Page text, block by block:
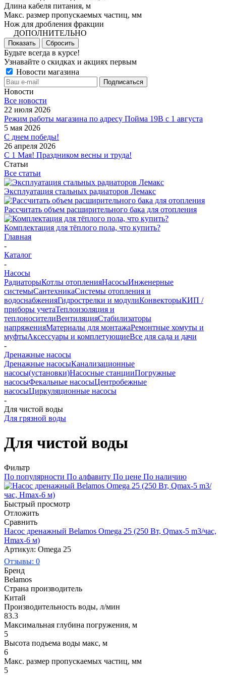
Длина кабеля питания, м
Макс. размер пропускаемых частиц, мм
Нож для дробления фракции
ДОПОЛНИТЕЛЬНО
Показать Сбросить
Будьте всегда в курсе!
Узнавайте о скидках и акциях первым
Новости магазина
Новости
Все новости
22 июля 2026
Режим работы магазина по адресу Пойма 19В с 1 августа
5 мая 2026
С днем победы!
26 апреля 2026
С 1 Мая! Праздником весны и труда!
Статьи
Все статьи
Эксплуатация стальных радиаторов Лемакс
Рассчитать объем расширительного бака для отопления
Комплектация для тёплого пола, что купить?
Главная
-
Каталог
-
Насосы
РадиаторыКотлы отопленияНасосыИнженерные
системыСантехникаСистемы отопления и
водоснабженияГидрострелки и модулиКонвекторыКИП /
приборы учетаТеплоизоляция и
теплоносителиВентиляцияСтабилизаторы
напряженияМатериалы для монтажаРемонтные хомуты и
муфтыАксессуары и комплетующиеВсе для сада и дачи
-
Дренажные насосы
Дренажные насосыКанализационные
насосы(установки)Насосные станцииПогружные
насосыФекальные насосыЦентробежные
насосыЦиркуляционные насосы
-
Для чистой воды
Для грязной воды
Для чистой воды
Фильтр
По популярности По алфавиту По цене По наличию
Быстрый просмотр
Отложить
Сравнить
Насос дренажный Belamos Omega 25 (250 Вт, Qmax-5 m3/час,
Hmax-6 м)
Артикул: Omega 25
Отзывы: 0
Бренд
Belamos
Страна производитель
Китай
Производительность воды, л/мин
83.3
Максимальная глубина погружения, м
5
Высота подъема воды макс, м
6
Макс. размер пропускаемых частиц, мм
5